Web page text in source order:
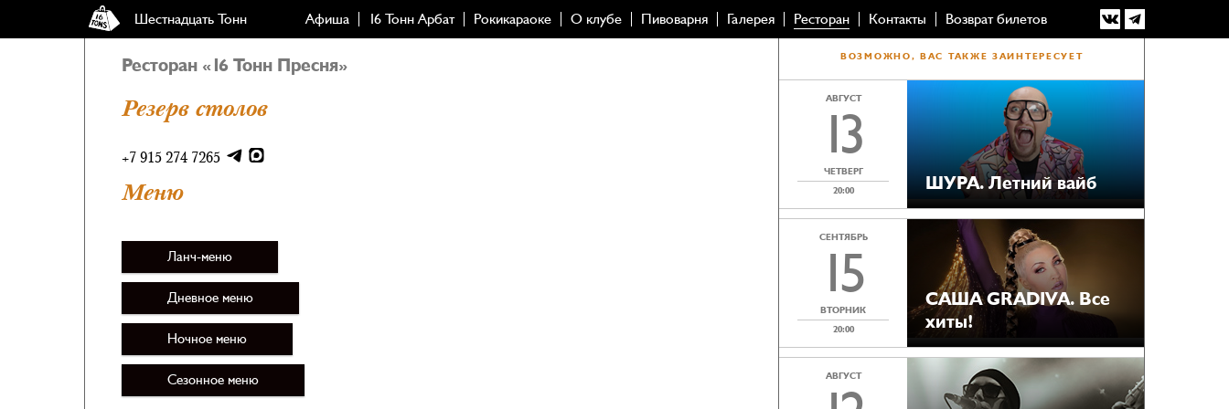
Шестнадцать Тонн Афиша 16 Тонн Арбат Рокикараоке О клубе Пивоварня Галерея Ресторан Контакты Возврат билетов
Ресторан «16 Тонн Пресня»
Резерв столов
+7 915 274 7265
Меню
Ланч-меню
Дневное меню
Ночное меню
Сезонное меню
ВОЗМОЖНО, ВАС ТАКЖЕ ЗАИНТЕРЕСУЕТ
АВГУСТ
13
ЧЕТВЕРГ
20:00
ШУРА. Летний вайб
СЕНТЯБРЬ
15
ВТОРНИК
20:00
САША GRADIVA. Все
хиты!
АВГУСТ